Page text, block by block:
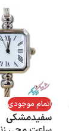
اتمام موجودی
سفیدمشکی